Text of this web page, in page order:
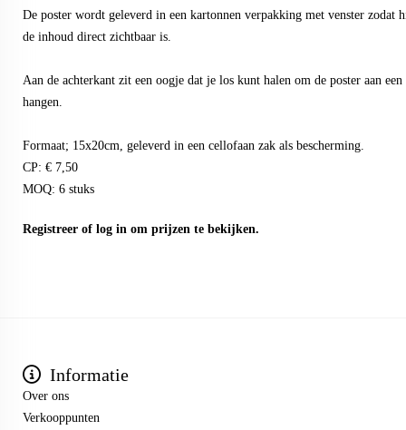
De poster wordt geleverd in een kartonnen verpakking met venster
de inhoud direct zichtbaar is.
Aan de achterkant zit een oogje dat je los kunt halen om de poster aan
hangen.
Formaat; 15x20cm, geleverd in een cellofaan zak als bescherming.
CP: € 7,50
MOQ: 6 stuks
Registreer of log in om prijzen te bekijken.
Informatie
Over ons
Verkooppunten